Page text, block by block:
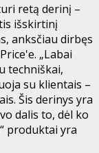
retą derinį –
išskirtinį
anksčiau dirbęs
„Labai
techniškai,
su klientais –
Šis derinys yra
dalis to, dėl ko
produktai yra